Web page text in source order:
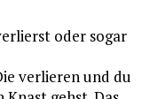
oder sogar
verlieren und du